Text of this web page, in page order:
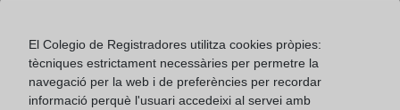
normas estatales sobre control administrativo de los
complejos inmobiliarios y de la propiedad
horizontal, finalmente habría quedado unificado el
El Colegio de Registradores utilitza cookies pròpies:
tècniques estrictament necessàries per permetre la
navegació per la web i de preferències per recordar
informació perquè l'usuari accedeixi al servei amb